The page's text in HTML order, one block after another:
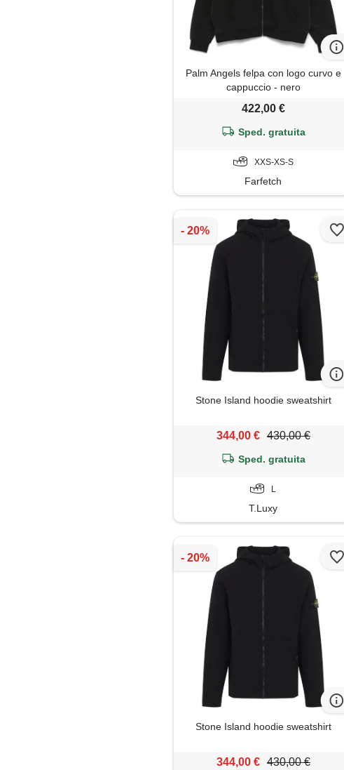
Palm Angels felpa con logo curvo e
cappuccio - nero
422,00 €
Sped. gratuita
XXS-XS-S
Farfetch
Stone Island hoodie sweatshirt
344,00 € 430,00 €
Sped. gratuita
L
T.Luxy
Stone Island hoodie sweatshirt
344,00 € 430,00 €